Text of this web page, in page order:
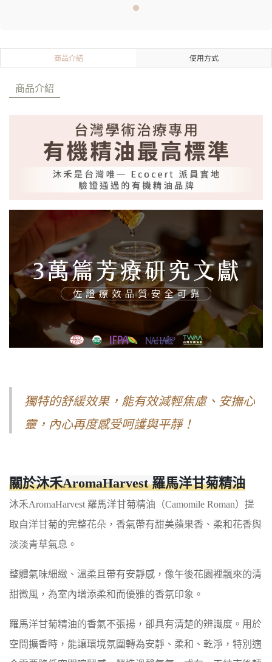
商品介紹 使用方式
商品介紹
獨特的舒緩效果，能有效減輕焦慮、安撫心
靈，內心再度感受呵護與平靜！
關於沐禾AromaHarvest 羅馬洋甘菊精油
沐禾AromaHarvest 羅馬洋甘菊精油（Camomile Roman）提
取自洋甘菊的完整花朵，香氣帶有甜美蘋果香、柔和花香與
淡淡青草氣息。
整體氣味細緻、溫柔且帶有安靜感，像午後花園裡飄來的清
甜微風，為室內增添柔和而優雅的香氛印象。
羅馬洋甘菊精油的香氣不張揚，卻具有清楚的辨識度。用於
空間擴香時，能讓環境氛圍轉為安靜、柔和、乾淨，特別適